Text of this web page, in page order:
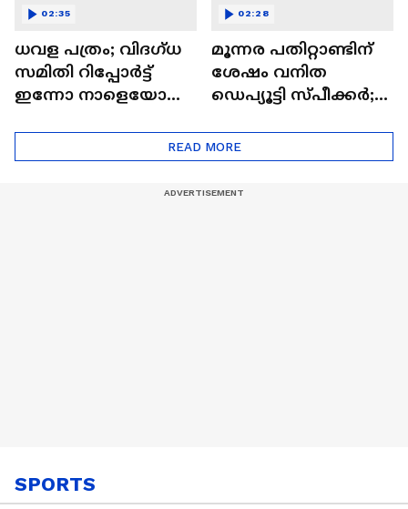
ധവള പത്രം; വിദഗ്ധ
സമിതി റിപ്പോർട്ട്
ഇന്നോ നാളെയോ
Assembly
02:35
മൂന്നര പതിറ്റാണ്ടിന്
ശേഷം വനിത
ഡെപ്യൂട്ടി സ്‌പീക്കർ;
ഷാനിമോൾ
ഉസ്മാൻ|Shanimol
02:28
READ MORE
SPORTS